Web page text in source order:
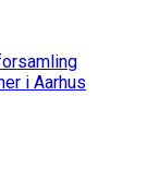
i Aarhus